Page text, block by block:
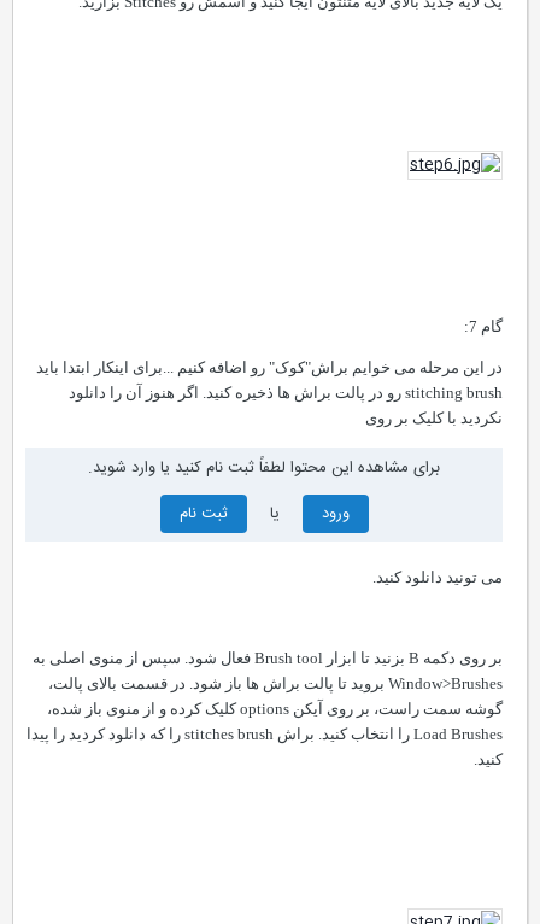
گام 7:
در این مرحله می خوایم براش"کوک" رو اضافه کنیم ...برای اینکار ابتدا باید
stitching brushرو در پالت براش ها ذخیره کنید. اگر هنوز آن را دانلود
نکردید با کلیک بر روی
برای مشاهده این محتوا لطفاً ثبت نام کنید یا وارد شوید.
ورود
ثبت نام
می تونید دانلود کنید.
بر روی دکمهBبزنید تا ابزار Brush toolفعال شود. سپس از منوی اصلی به
Window>Brushesبروید تا پالت براش ها باز شود. در قسمت بالای پالت،
گوشه سمت راست، بر روی آیکنoptionsکلیک کرده و از منوی باز شده،
Load Brushesرا انتخاب کنید. براشstitches brushرا که دانلود کردید را پیدا
کنید.